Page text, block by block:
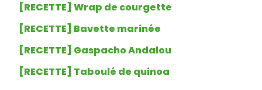
[RECETTE] Wrap de courgette
[RECETTE] Bavette marinée
[RECETTE] Gaspacho Andalou
[RECETTE] Taboulé de quinoa